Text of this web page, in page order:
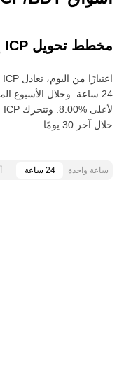
مخطط تحويل ICP إلى BDT
خلال آخر 30 يومًا.
ساعة واحدة 24 ساعة